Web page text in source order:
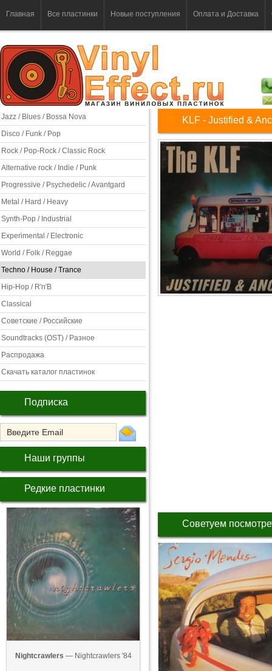
Главная Все пластинки Новые поступления Оплата и Доставка
Jazz / Blues / Bossa Nova
Disco / Funk / Pop
Rock / Pop-Rock / Classic Rock
Alternative rock / Indie / Punk
Progressive / Psychedelic / Avantgard
Metal / Hard / Heavy
Synth-Pop / Industrial
Experimental / Electronic
World / Folk / Reggae
Techno / House / Trance
Hip-Hop / R'n'B
Classical
Советские / Российские
Soundtracks (OST) / Разное
Распродажа
Скачать каталог пластинок
Подписка
Наши группы
Редкие пластинки
Nightcrawlers — Nightcrawlers '84
KLF - Justified &
Советуем